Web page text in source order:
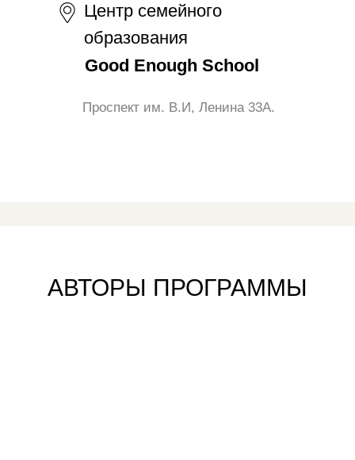
Центр семейного
образования
Good Enough School
Проспект им. В.И, Ленина 33А.
АВТОРЫ ПРОГРАММЫ